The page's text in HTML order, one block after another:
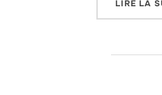
LIRE LA